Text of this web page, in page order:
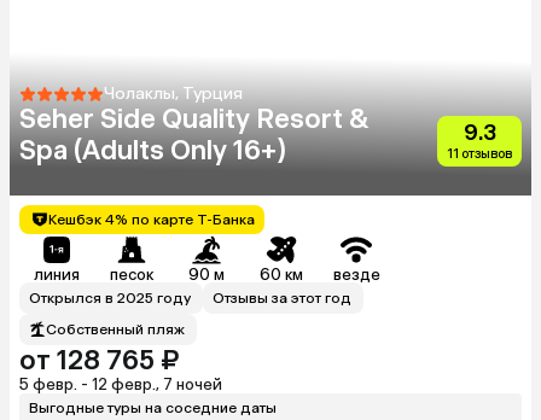
Чолаклы, Турция
Seher Side Quality Resort &
Spa (Adults Only 16+)
9.3
11 отзывов
Кешбэк 4% по карте Т-Банка
линия песок 90 м 60 км везде
Открылся в 2025 году
Отзывы за этот год
Собственный пляж
от 128 765 ₽
5 февр. - 12 февр., 7 ночей
Выгодные туры на соседние даты